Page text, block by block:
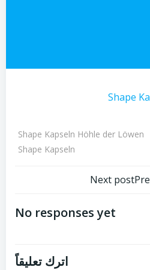
Shape
Shape Kapseln Höhle der Löwen
Shape Kapseln
تصفّح
المقالات
Next post
No responses yet
اترك تعليقاً